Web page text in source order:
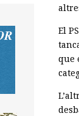
El
que